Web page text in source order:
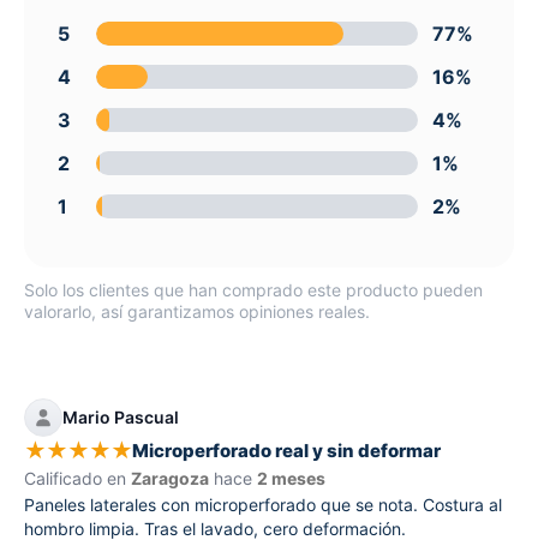
5
77%
4
16%
3
4%
2
1%
1
2%
Solo los clientes que han comprado este producto pueden
valorarlo, así garantizamos opiniones reales.
Mario Pascual
★★★★★Microperforado real y sin deformar
Calificado en Zaragoza hace 2 meses
Paneles laterales con microperforado que se nota. Costura al
hombro limpia. Tras el lavado, cero deformación.